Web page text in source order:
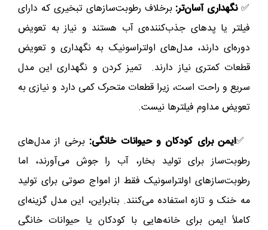
✅نگهداری آسان‌تر: برخلاف رطوبت‌سازهای تبخیری که دارای
فیلتر یا پدهای جذب‌کننده‌ی آب هستند و نیاز به تعویض
دوره‌ای دارند، مدل‌های اولتراسونیک به نگهداری و تعویض
قطعات کمتری نیاز دارند. تمیز کردن و نگهداری این مدل
سریع و راحت است، زیرا قطعات متحرک کمی دارد و نیازی به
تعویض مداوم فیلترها نیست.
✅ایمن برای کودکان و حیوانات خانگی: برخی از مدل‌های
رطوبت‌ساز برای تولید بخار، آب را جوش می‌آورند، اما
رطوبت‌سازهای اولتراسونیک فقط از امواج صوتی برای تولید
مه خنک و تازه استفاده می‌کنند. بنابراین، این مدل گزینه‌ای
کاملاً ایمن برای خانه‌هایی با کودکان یا حیوانات خانگی